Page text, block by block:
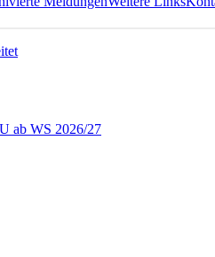
ab WS 2026/27